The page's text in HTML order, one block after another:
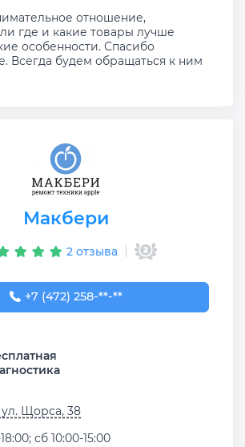
отношение,
где и какие товары лучше
особенности. Спасибо
Всегда будем обращаться к ним
Макбери
2 отзыва
+7 (472) 258-59-58
+7 (472) 258-**-**
Щорса, 38
сб 10:00-15:00